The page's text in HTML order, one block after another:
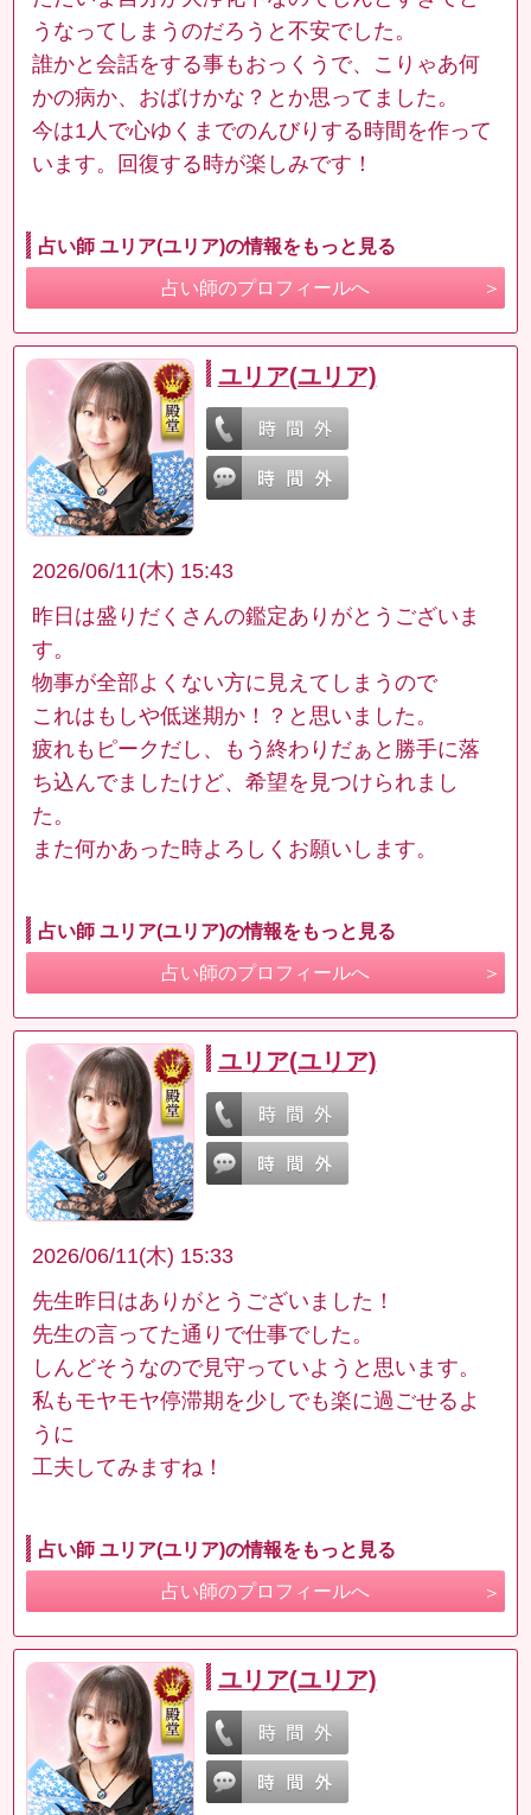
うなってしまうのだろうと不安でした。
誰かと会話をする事もおっくうで、こりゃあ何
かの病か、おばけかな？とか思ってました。
今は1人で心ゆくまでのんびりする時間を作って
います。回復する時が楽しみです！
占い師 ユリア(ユリア)の情報をもっと見る
占い師のプロフィールへ
ユリア(ユリア)
2026/06/11(木) 15:43
昨日は盛りだくさんの鑑定ありがとうございま
す。
物事が全部よくない方に見えてしまうので
これはもしや低迷期か！？と思いました。
疲れもピークだし、もう終わりだぁと勝手に落
ち込んでましたけど、希望を見つけられまし
た。
また何かあった時よろしくお願いします。
占い師 ユリア(ユリア)の情報をもっと見る
占い師のプロフィールへ
ユリア(ユリア)
2026/06/11(木) 15:33
先生昨日はありがとうございました！
先生の言ってた通りで仕事でした。
しんどそうなので見守っていようと思います。
私もモヤモヤ停滞期を少しでも楽に過ごせるよ
うに
工夫してみますね！
占い師 ユリア(ユリア)の情報をもっと見る
占い師のプロフィールへ
ユリア(ユリア)